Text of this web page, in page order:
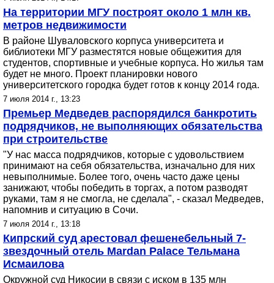
На территории МГУ построят около 1 млн кв.
метров недвижимости
В районе Шуваловского корпуса университета и
библиотеки МГУ разместятся новые общежития для
студентов, спортивные и учебные корпуса. Но жилья там
будет не много. Проект планировки нового
университетского городка будет готов к концу 2014 года.
7 июля 2014 г., 13:23
Премьер Медведев распорядился банкротить
подрядчиков, не выполняющих обязательства
при строительстве
"У нас масса подрядчиков, которые с удовольствием
принимают на себя обязательства, изначально для них
невыполнимые. Более того, очень часто даже цены
занижают, чтобы победить в торгах, а потом разводят
руками, там я не смогла, не сделала", - сказал Медведев,
напомнив и ситуацию в Сочи.
7 июля 2014 г., 13:18
Кипрский суд арестовал фешенебельный 7-
звездочный отель Mardan Palace Тельмана
Исмаилова
Окружной суд Никосии в связи с иском в 135 млн